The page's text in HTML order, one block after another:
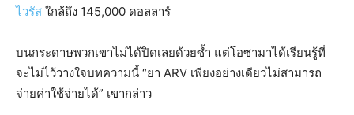
ไวรัส ใกล้ถึง 145,000 ดอลลาร์
บนกระดาษพวกเขาไม่ได้ปิดเลยด้วยซ้ำ แต่โอซามาได้เรียนรู้ที่
จะไม่ไว้วางใจบทความนี้ “ยา ARV เพียงอย่างเดียวไม่สามารถ
จ่ายค่าใช้จ่ายได้” เขากล่าว